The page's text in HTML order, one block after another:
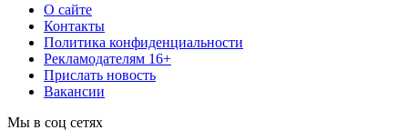
О сайте
Контакты
Политика конфиденциальности
Рекламодателям 16+
Прислать новость
Вакансии
Мы в соц сетях